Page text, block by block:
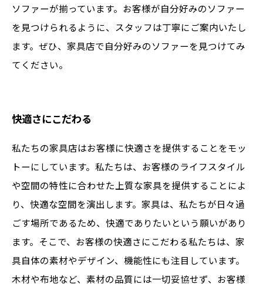
ソファーが揃っています。お客様が自分好みのソファー
を見つけられるように、スタッフは丁寧にご案内いたし
ます。ぜひ、家具店で自分好みのソファーを見つけてみ
てください。
快適さにこだわる
私たちの家具店はお客様に快適さを提供することをモッ
トーにしています。私たちは、お客様のライフスタイル
や空間の特性に合わせた上質な家具を提供することによ
り、快適な空間を演出します。家具は、私たちが日々過
ごす場所であるため、快適でありたいという願いがあり
ます。そこで、お客様の快適さにこだわる私たちは、家
具自体の素材やデザイン、機能性にも注目しています。
木材や布地など、素材の品質には一切妥協せず、お客様